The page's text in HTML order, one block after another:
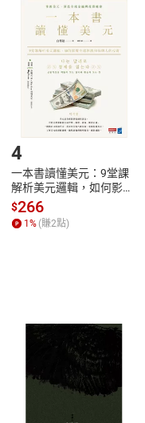
點選「瀏覽訂單明細」
貨。
付款方式
Payment
號，下載書籍後看書
4
一本書讀懂美元：9堂課
解析美元邏輯，如何影響
全球經濟和每個人的投資
【電子書】
$266
1% (賺2點)